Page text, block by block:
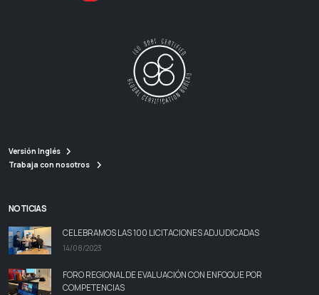
Versión Inglés
Trabaja con nosotros
NOTICIAS
CELEBRAMOS LAS 100 LICITACIONES ADJUDICADAS
14/08/2023
FORO REGIONAL DE EVALUACIÓN CON ENFOQUE POR
COMPETENCIAS